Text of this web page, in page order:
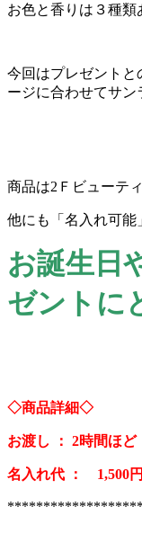
お色と香りは３種類
今回はプレゼントと
ージに合わせてサ
商品は2Ｆビューテ
他にも「名入れ可
お誕生日
ゼントに
◇商品詳細◇
お渡し ： 2時間ほ
名入れ代 ： 1,500